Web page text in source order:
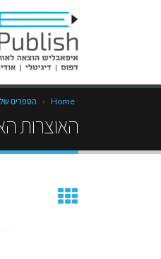
Home
» הספרים
האוצרות